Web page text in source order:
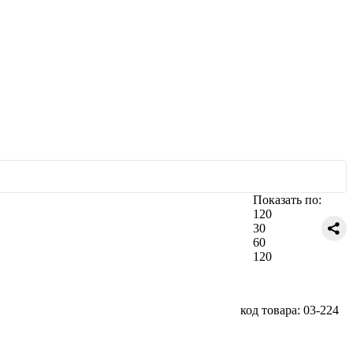
Показать по:
120
30
60
120
код товара: 03-224